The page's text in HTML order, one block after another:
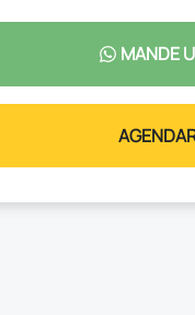
MANDE